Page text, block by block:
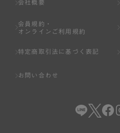
会社概要
会員規約・
オンラインご利用規約
特定商取引法に基づく表記
お問い合わせ